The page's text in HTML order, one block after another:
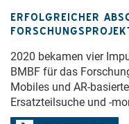
ERFOLGREICHER
2020 bekamen vier
BMBF für das
Mobiles und AR-
Ersatzteilsuche und -